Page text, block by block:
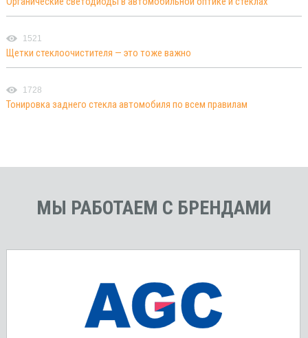
1521
Щетки стеклоочистителя — это тоже важно
1728
Тонировка заднего стекла автомобиля по всем правилам
МЫ РАБОТАЕМ С БРЕНДАМИ